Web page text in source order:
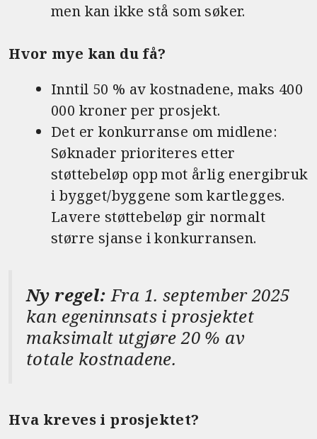
men kan ikke stå som søker.
Hvor mye kan du få?
Inntil 50 % av kostnadene, maks 400
000 kroner per prosjekt.
Det er konkurranse om midlene:
Søknader prioriteres etter
støttebeløp opp mot årlig energibruk
i bygget/byggene som kartlegges.
Lavere støttebeløp gir normalt
større sjanse i konkurransen.
Ny regel: Fra 1. september 2025
kan egeninnsats i prosjektet
maksimalt utgjøre 20 % av
totale kostnadene.
Hva kreves i prosjektet?